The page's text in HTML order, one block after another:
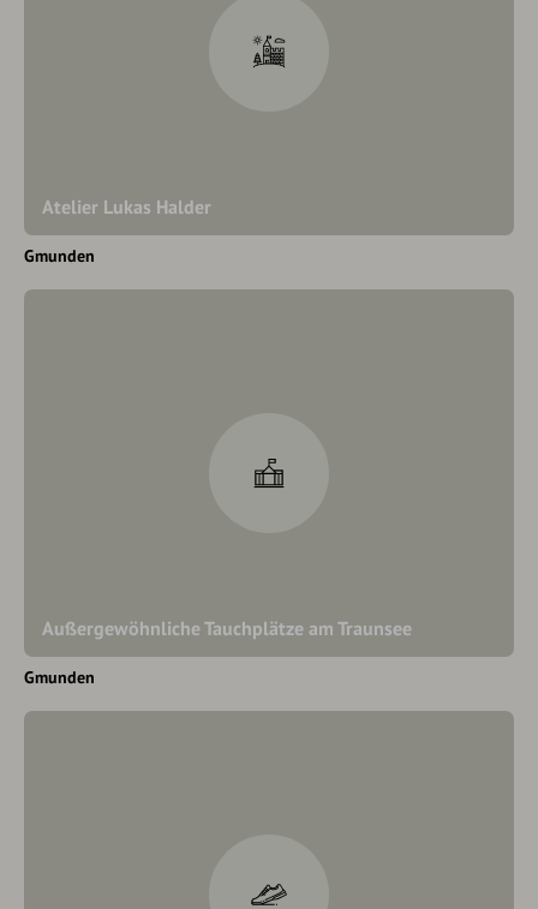
Atelier Lukas Halder
Gmunden
Außergewöhnliche Tauchplätze am Traunsee
Gmunden